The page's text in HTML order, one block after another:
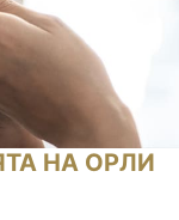
НА ОРЛИ